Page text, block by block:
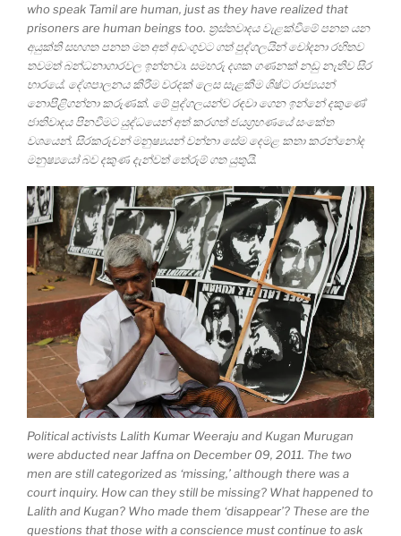
who speak Tamil are human, just as they have realized that
prisoners are human beings too. ත්‍රස්තවාදය වැළක්වීමේ පනත යන
අයුක්ති සහගත පනත මත අත් අඩංගුවට ගත් පුද්ගලයින් චෝදනා රහිතව
තවමත් බන්ධනාගාරවල ඉන්නවා. සමහරු දශක ගණනක් නඩු නැතිව සිර
භාරයේ. දේශපාලනය කිරීම වරදක් ලෙස සැළකීම ශිෂ්ට රාජ්‍යයන්
නොපිළිගන්නා කරුණක්. මේ පුද්ගලයන්ව රඳවා ගෙන ඉන්නේ දකුණේ
ජාතිවාදය පිනවීමට යුද්ධයෙන් අත් කරගත් ජයග්‍රහණයේ සංකේත
වශයෙන්. සිරකරුවන් මනුෂ්‍යයන් වන්නා සේම දෙමළ කතා කරන්නෝද
මනුෂ්‍යයෝ බව දකුණ දැන්වත් තේරුම් ගත යුතුයි.
Political activists Lalith Kumar Weeraju and Kugan Murugan
were abducted near Jaffna on December 09, 2011. The two
men are still categorized as ‘missing,’ although there was a
court inquiry. How can they still be missing? What happened to
Lalith and Kugan? Who made them ‘disappear’? These are the
questions that those with a conscience must continue to ask